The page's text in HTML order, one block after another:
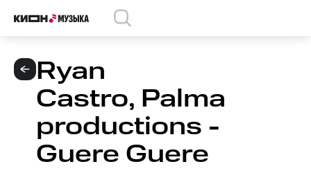
Ryan
Castro, Palma
productions -
Guere Guere